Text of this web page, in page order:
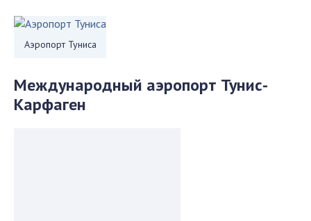
Аэропорт Туниса
Международный аэропорт Тунис-
Карфаген